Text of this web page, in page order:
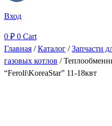
Вход
0 ₽ 0 Cart
Главная /Каталог /Запчасти
газовых котлов /
“Feroli\KoreaStar” 11-18квт